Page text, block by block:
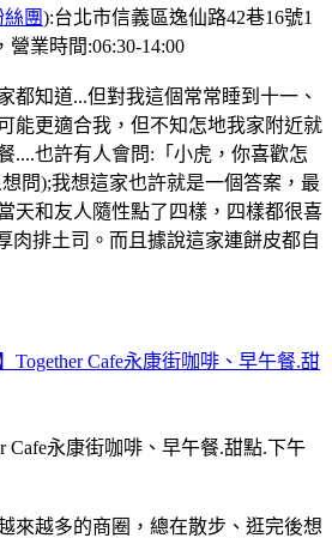
團):台北市信義區逸仙路42巷16號1
營業時間:06:30-14:00
都知道...但對我這個常常睡到十一、
能更適合我，但不知怎地我家附近就
....也許有人會問:「小虎，你喜歡怎
問);我想這家也許就是一個答案，最
天和友人隨性點了四樣，四樣都很喜
肉排土司。而且據說這家連餅皮都自
Together Cafe永康街咖啡、早午餐.甜
Cafe永康街咖啡、早午餐.甜點.下午
來越多的商圈，總在散步、逛完後想